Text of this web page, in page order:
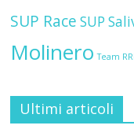
SUP Race SUP
Molinero Team
Ultimi articoli